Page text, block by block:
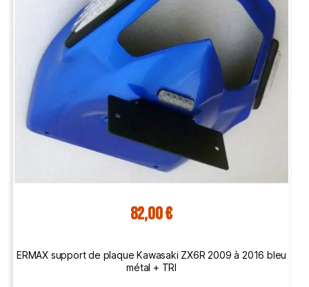
82,00 €
ERMAX support de plaque Kawasaki ZX6R 2009 à 2016 bleu
métal + TRI